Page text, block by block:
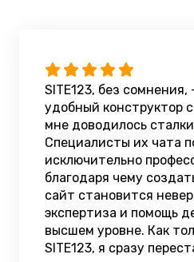
SITE123, без
удобный конструктор
мне доводилось
Специалисты их чата
исключительно
благодаря чему
сайт становится
экспертиза и помощь
высшем уровне. Как
SITE123, я сразу